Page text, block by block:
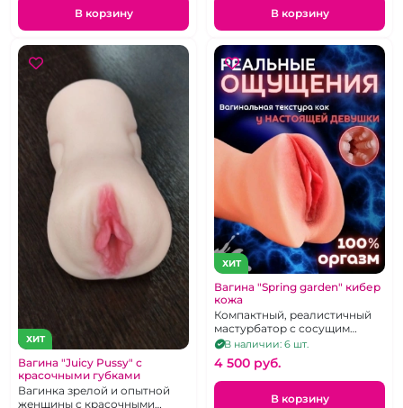
В корзину В корзину
ХИТ
Вагина "Juicy Pussy" с
красочными губками
Вагинка зрелой и опытной
женщины с красочными
ХИТ
Вагина "Spring garden" кибер
кожа
Компактный, реалистичный
мастурбатор с сосущим
эффектом из кибер кожи.
В наличии: 6 шт.
4 500 pуб.
В корзину